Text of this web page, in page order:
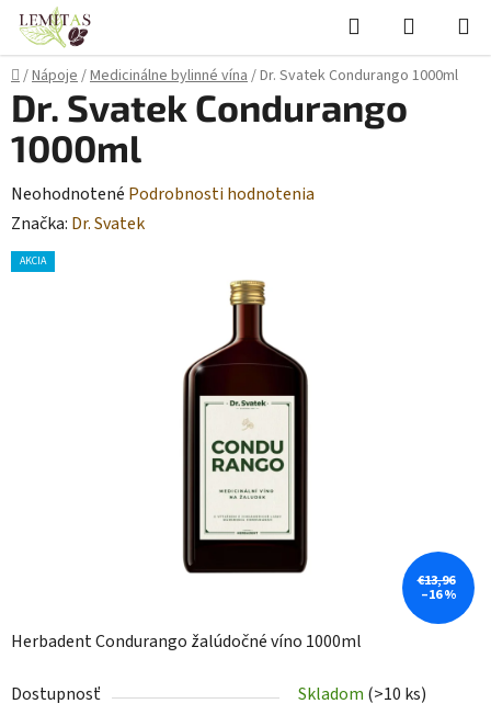
Prejsť
obsah
Hľadať
KOŠÍK
Domov
/Nápoje/Medicinálne bylinné vína/Dr. Svatek Condurango 1000ml
Herbadent Condurango žalúdočné víno 1000ml
Dostupnosť Skladom (>10 ks)
Dr. Svatek Condurango
1000ml
Priemerné
hodnotenie
produktu
Neohodnotené Podrobnosti hodnotenia
Značka: Dr. Svatek
AKCIA
€13,96
–16 %